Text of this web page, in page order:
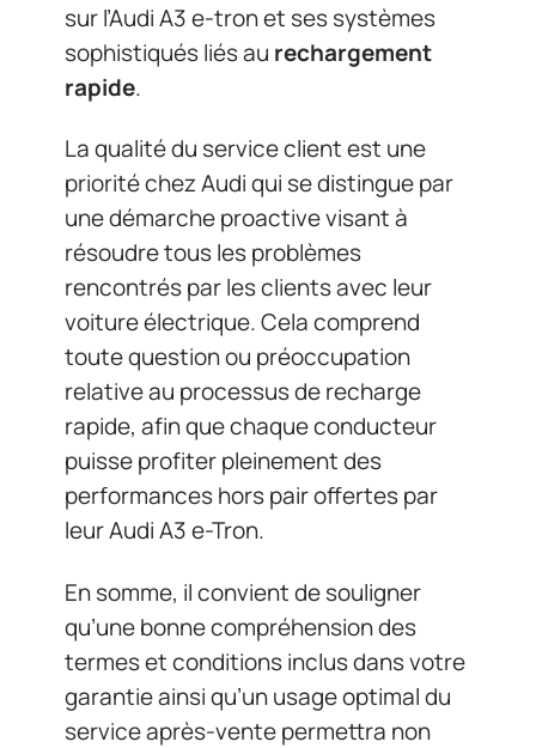
sur l’Audi A3 e-tron et ses systèmes
sophistiqués liés au rechargement
rapide.
La qualité du service client est une
priorité chez Audi qui se distingue par
une démarche proactive visant à
résoudre tous les problèmes
rencontrés par les clients avec leur
voiture électrique. Cela comprend
toute question ou préoccupation
relative au processus de recharge
rapide, afin que chaque conducteur
puisse profiter pleinement des
performances hors pair offertes par
leur Audi A3 e-Tron.
En somme, il convient de souligner
qu’une bonne compréhension des
termes et conditions inclus dans votre
garantie ainsi qu’un usage optimal du
service après-vente permettra non